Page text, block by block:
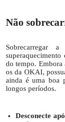
Não
Sobrecarregar
do tempo. Embora
os da OKAI,
ainda é uma boa
longos períodos.
Desconecte